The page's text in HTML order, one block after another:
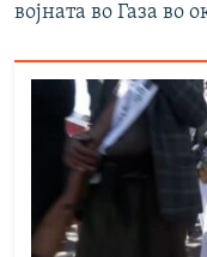
војната во Газа во